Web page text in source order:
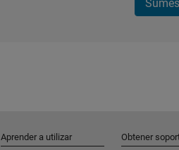
Aprender a utilizar Obtener